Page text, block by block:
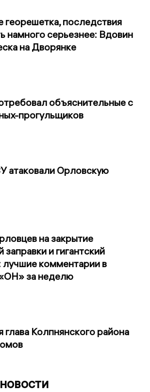
георешетка, последствия
намного серьезнее: Вдовин
на Дворянке
объяснительные с
прогульщиков
атаковали Орловскую
на закрытие
заправки и гигантский
лучшие комментарии в
за неделю
глава Колпнянского района